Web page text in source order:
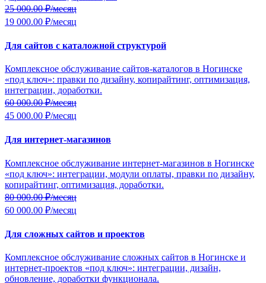
25 000.00₽/месяц
19 000.00 ₽/месяц
Для сайтов с каталожной структурой
Комплексное обслуживание сайтов-каталогов в Ногинске
«под ключ»: правки по дизайну, копирайтинг, оптимизация,
интеграции, доработки.
60 000.00₽/месяц
45 000.00 ₽/месяц
Для интернет-магазинов
Комплексное обслуживание интернет-магазинов в Ногинске
«под ключ»: интеграции, модули оплаты, правки по дизайну,
копирайтинг, оптимизация, доработки.
80 000.00₽/месяц
60 000.00 ₽/месяц
Для сложных сайтов и проектов
Комплексное обслуживание сложных сайтов в Ногинске и
интернет-проектов «под ключ»: интеграции, дизайн,
обновление, доработки функционала.